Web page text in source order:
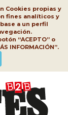
Cookies propias y
fines analíticos y
a un perfil
“ACEPTO” o
INFORMACIÓN”.